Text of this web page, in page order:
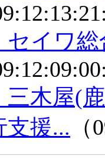
セイワ
三木屋(
支援...